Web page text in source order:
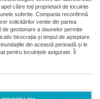
către toți proprietarii de locuințe
suferite. Compania reconfirmă
solicitărilor venite din partea
de gestionare a daunelor permite
birocrația și timpul de așteptare.
din această perioadă și le
pentru locuințele asigurate. Îi